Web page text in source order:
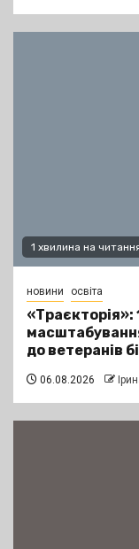
1 хвилина на
новини освіта
«Траєкторія»:
до ветеранів
06.08.2026